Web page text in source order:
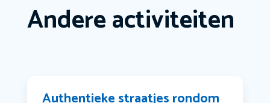
Andere activiteiten